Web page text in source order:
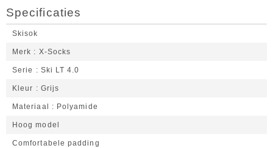
Specificaties
Skisok
Merk X-Socks
Serie Ski LT 4.0
Kleur Grijs
Materiaal Polyamide
Hoog model
Comfortabele padding